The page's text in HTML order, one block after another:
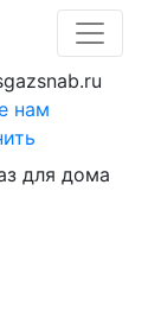
нам
для дома